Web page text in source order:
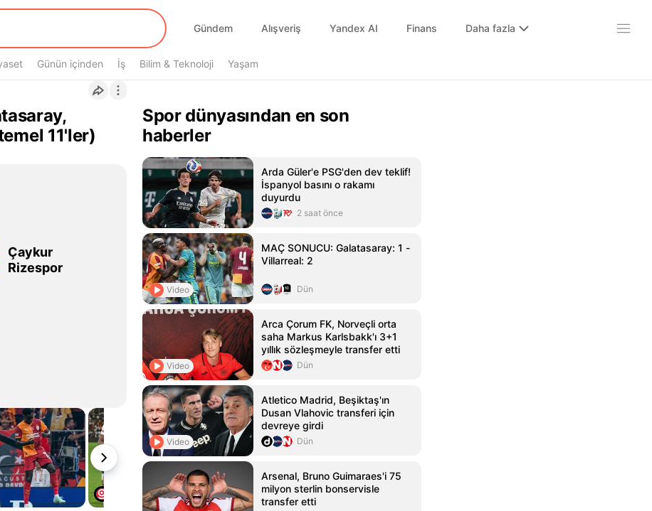
Gündem Alışveriş Yandex AI Finans Daha fazla
Günün içinden İş Bilim & Teknoloji Yaşam
11'ler)
Maç tarihi ve saati: 30 Ağustos 2025
Çaykur
Rizespor
Spor dünyasından en son
haberler
Arda Güler'e PSG'den dev teklif!
İspanyol basını o rakamı
duyurdu
2 saat önce
Video
MAÇ SONUCU: Galatasaray: 1 -
Villarreal: 2
Dün
Video
Arca Çorum FK, Norveçli orta
saha Markus Karlsbakk'ı 3+1
yıllık sözleşmeyle transfer etti
Dün
Video
Atletico Madrid, Beşiktaş'ın
Dusan Vlahovic transferi için
devreye girdi
Dün
Arsenal, Bruno Guimaraes'i 75
milyon sterlin bonservisle
transfer etti